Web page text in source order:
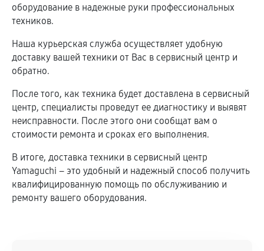
оборудование в надежные руки профессиональных
техников.
Наша курьерская служба осуществляет удобную
доставку вашей техники от Вас в сервисный центр и
обратно.
После того, как техника будет доставлена в сервисный
центр, специалисты проведут ее диагностику и выявят
неисправности. После этого они сообщат вам о
стоимости ремонта и сроках его выполнения.
В итоге, доставка техники в сервисный центр
Yamaguchi – это удобный и надежный способ получить
квалифицированную помощь по обслуживанию и
ремонту вашего оборудования.